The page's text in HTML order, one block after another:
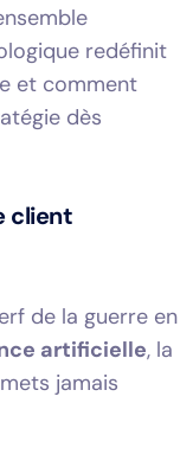
redéfinit
et comment
dès
client
de la guerre en
artificielle, la
jamais